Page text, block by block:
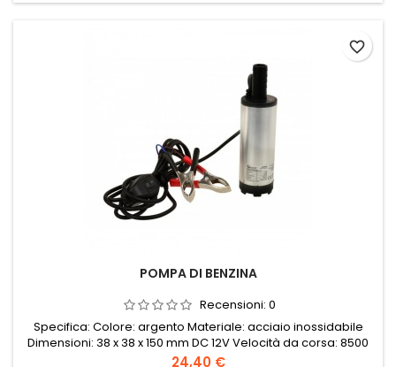
POMPA DI BENZINA
Recensioni: 0
Specifica: Colore: argento Materiale: acciaio inossidabile
Dimensioni: 38 x 38 x 150 mm DC 12V Velocità da corsa: 8500
giri/min Corrente di funzionamento massima della pompa:
Prezzo
24,40 €
favorite_border